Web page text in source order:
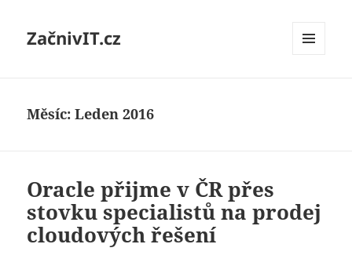
ZačnivIT.cz
Měsíc:Leden 2016
Oracle přijme v ČR přes
stovku specialistů na prodej
cloudových řešení